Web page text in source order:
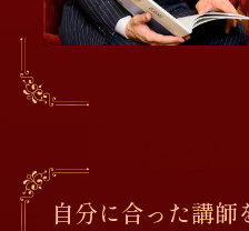
自分に合った講師